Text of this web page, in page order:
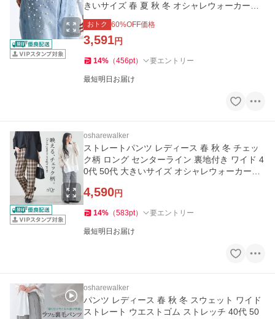
きいサイズ 春 夏 秋 冬 オシャレウォーカー
「メール便不可」「30」
おトク 60%OFF価格
3,591円
14% （456pt） 要エントリー
最短明日お届け
osharewalker
ストレートパンツ レディース 春 秋 冬 チェッ
ク柄 ロング センターライン 裏地付き ワイド 4
0代 50代 大きいサイズ オシャレウォーカー
4,590円
14% （583pt） 要エントリー
最短明日お届け
osharewalker
パンツ レディース 春 秋 冬 スウェット ワイド
ストレート ウエストゴム ストレッチ 40代 50